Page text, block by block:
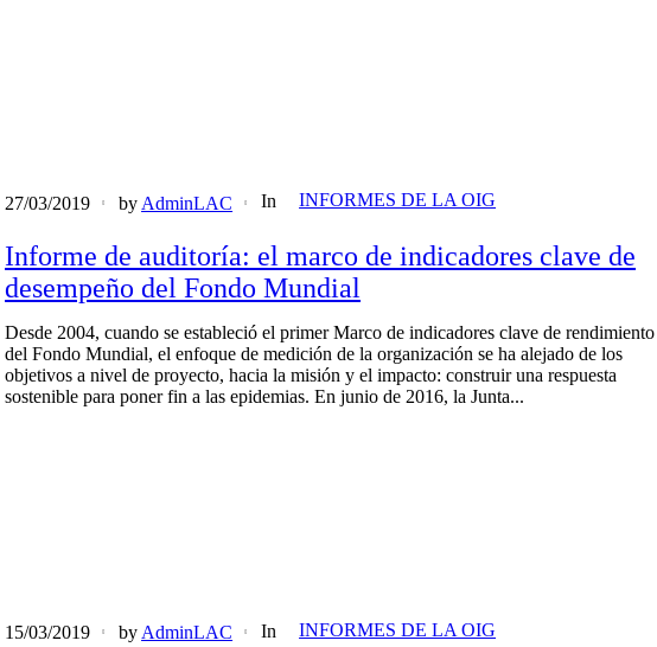
27/03/2019 by AdminLAC In INFORMES DE LA OIG
Informe de auditoría: el marco de indicadores clave de
desempeño del Fondo Mundial
Desde 2004, cuando se estableció el primer Marco de indicadores clave de rendimiento
del Fondo Mundial, el enfoque de medición de la organización se ha alejado de los
objetivos a nivel de proyecto, hacia la misión y el impacto: construir una respuesta
sostenible para poner fin a las epidemias. En junio de 2016, la Junta...
15/03/2019 by AdminLAC In INFORMES DE LA OIG